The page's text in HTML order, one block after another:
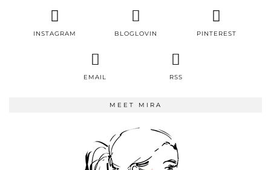
INSTAGRAM BLOGLOVIN PINTEREST
EMAIL RSS
MEET MIRA